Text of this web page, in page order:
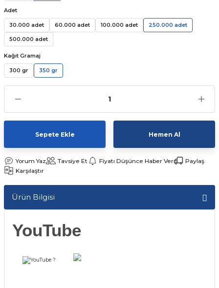
Ticaret Kutuları
Kutusu
Adet
30.000 adet 60.000 adet 100.000 adet 250.000 adet
500.000 adet
Kağıt Gramaj
300 gr 350 gr
Sepete Ekle Hemen Al
Yorum Yaz Tavsiye Et Fiyatı Düşünce Haber Ver
Paylaş
Karşılaştır
Ürün Bilgisi
YouTube
?